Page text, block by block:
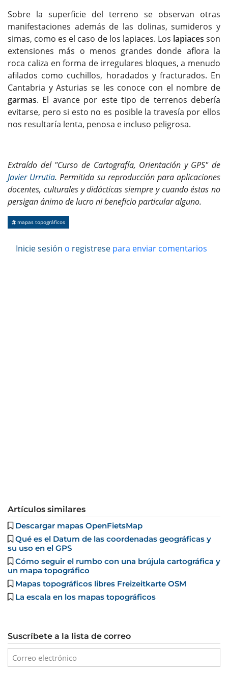
Sobre la superficie del terreno se observan otras
manifestaciones además de las dolinas, sumideros y
simas, como es el caso de los lapiaces. Los lapiacesson
extensiones más o menos grandes donde aflora la
roca caliza en forma de irregulares bloques, a menudo
afilados como cuchillos, horadados y fracturados. En
Cantabria y Asturias se les conoce con el nombre de
garmas. El avance por este tipo de terrenos debería
evitarse, pero si esto no es posible la travesía por ellos
nos resultaría lenta, penosa e incluso peligrosa.
Extraído del "Curso de Cartografía, Orientación y GPS" de
Javier Urrutia. Permitida su reproducción para aplicaciones
docentes, culturales y didácticas siempre y cuando éstas no
persigan ánimo de lucro ni beneficio particular alguno.
mapas topográficos
Inicie sesión o registrese para enviar comentarios
Artículos similares
Descargar mapas OpenFietsMap
Qué es el Datum de las coordenadas geográficas y
su uso en el GPS
Cómo seguir el rumbo con una brújula cartográfica y
un mapa topográfico
Mapas topográficos libres Freizeitkarte OSM
La escala en los mapas topográficos
Suscríbete a la lista de correo